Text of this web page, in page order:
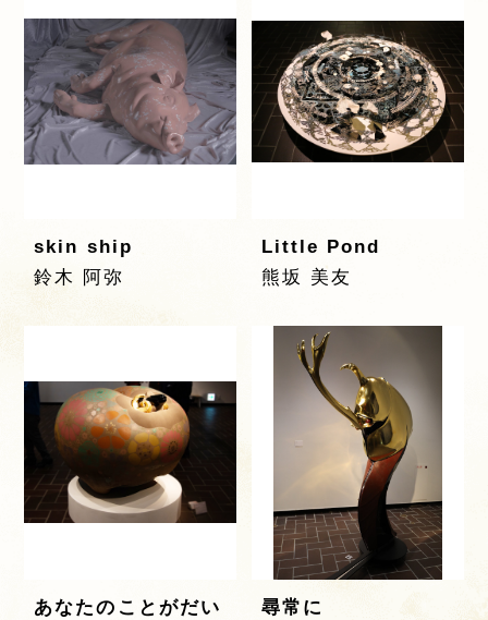
skin ship
鈴木 阿弥
Little Pond
熊坂 美友
あなたのことがだい
尋常に